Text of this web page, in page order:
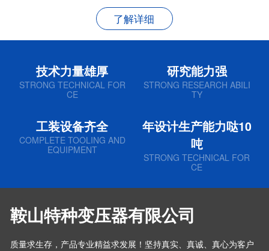
了解详细
技术力量雄厚
STRONG TECHNICAL FOR
CE
研究能力强
STRONG RESEARCH ABILI
TY
工装设备齐全
COMPLETE TOOLING AND
EQUIPMENT
年设计生产能力哒10
吨
STRONG TECHNICAL FOR
CE
鞍山特种变压器有限公司
质量求生存，产品专业精益求发展！坚持真实、真诚、真心为客户